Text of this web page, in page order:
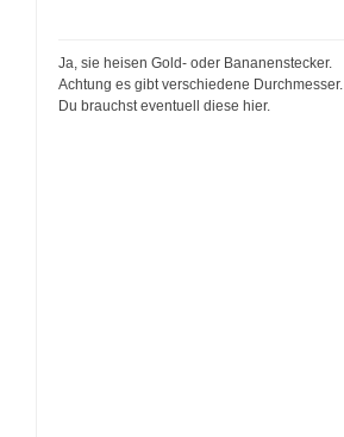
Ja, sie heisen Gold- oder Bananenstecker.
Achtung es gibt verschiedene Durchmesser.
Du brauchst eventuell diese hier.